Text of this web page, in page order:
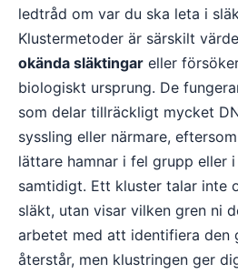
ledtråd om var du ska leta i
Klustermetoder är särskilt
okända släktingar eller
biologiskt ursprung. De
som delar tillräckligt mycket
syssling eller närmare,
lättare hamnar i fel grupp eller
samtidigt. Ett kluster talar inte
släkt, utan visar vilken gren ni
arbetet med att identifiera den
återstår, men klustringen ger